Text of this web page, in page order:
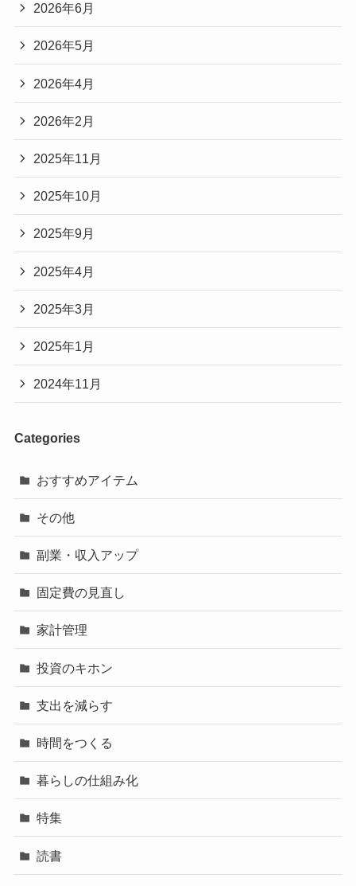
2026年6月
2026年5月
2026年4月
2026年2月
2025年11月
2025年10月
2025年9月
2025年4月
2025年3月
2025年1月
2024年11月
Categories
おすすめアイテム
その他
副業・収入アップ
固定費の見直し
家計管理
投資のキホン
支出を減らす
時間をつくる
暮らしの仕組み化
特集
読書